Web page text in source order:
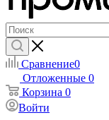
Сравнение0
Отложенные 0
Корзина 0
Войти